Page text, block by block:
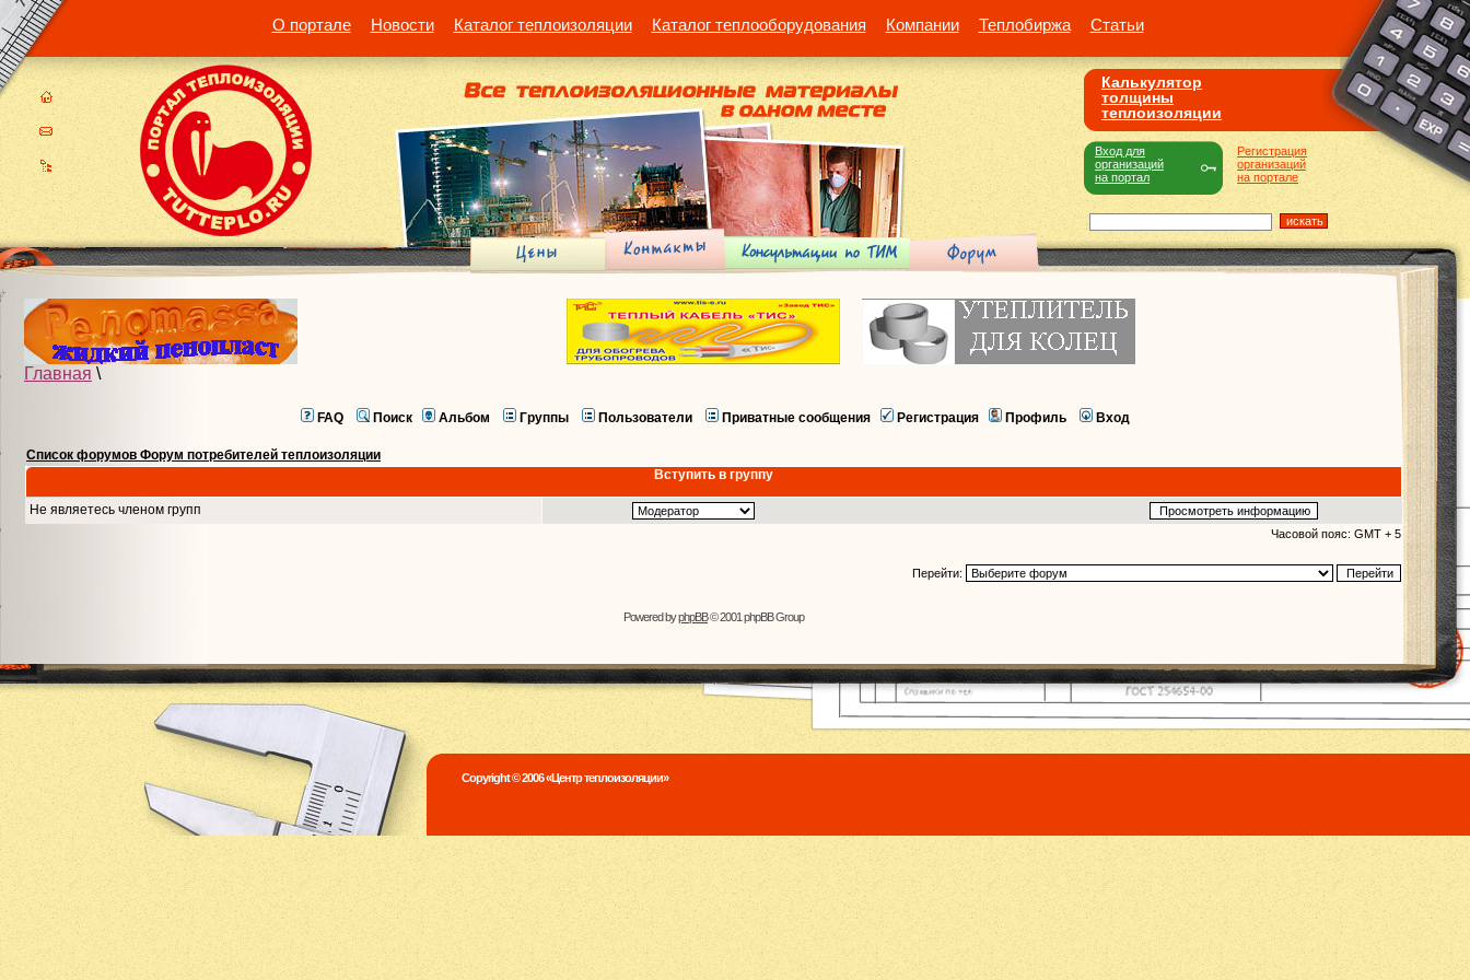
О портале Новости Каталог теплоизоляции Каталог теплооборудования Компании Теплобиржа Статьи
Калькулятор
толщины
теплоизоляции
Регистрация
организаций
на портале
Вход для
организаций
на портал
Главная \
FAQ Поиск Альбом Группы Пользователи Приватные сообщения Регистрация Профиль Вход
Список форумов Форум потребителей теплоизоляции
Вступить в группу
Не являетесь членом групп
Часовой пояс: GMT + 5
Перейти:
Powered byphpBB© 2001 phpBB Group
Copyright © 2006 «Центр теплоизоляции»